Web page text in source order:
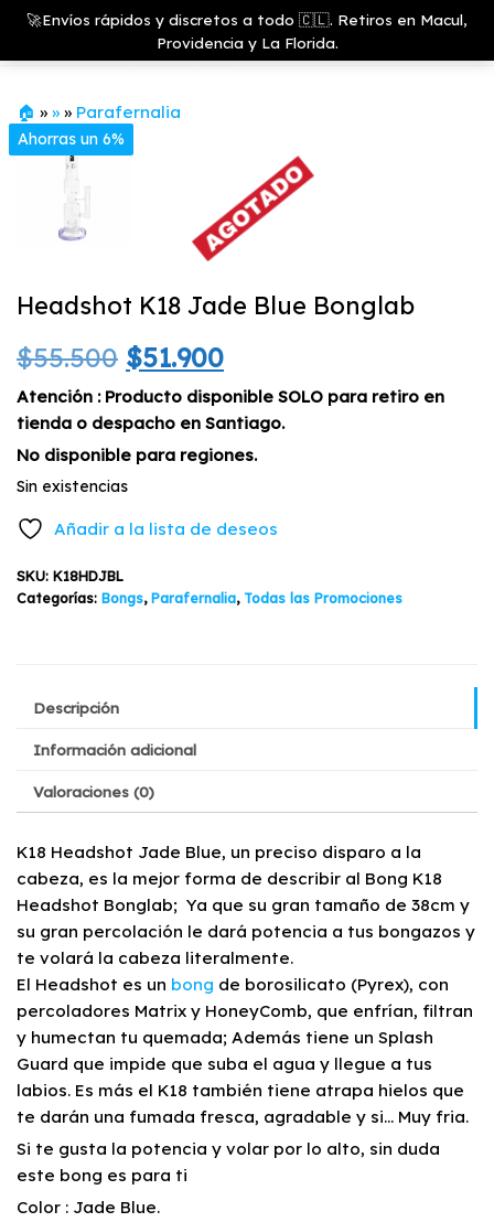
Saltar
contenido
🚀Envíos rápidos y discretos a todo 🇨🇱. Retiros en Macul,
Providencia y La Florida.
Growshop
& LED
Store
🏠 » » » Parafernalia
Ahorras un 6%
Headshot K18 Jade Blue Bonglab
$55.500 El
precio
original
era:
$55.500.
$51.900El
precio
actual
$51.900.
Atención : Producto disponible SOLO para retiro en
tienda o despacho en Santiago.
No disponible para regiones.
Sin existencias
Añadir a la lista de deseos
SKU: K18HDJBL
Categorías: Bongs,Parafernalia, Todas las Promociones
Descripción
Información adicional
Valoraciones (0)
K18 Headshot Jade Blue, un preciso disparo a la
cabeza, es la mejor forma de describir al Bong K18
Headshot Bonglab; Ya que su gran tamaño de 38cm y
su gran percolación le dará potencia a tus bongazos y
te volará la cabeza literalmente.
El Headshot es un bong de borosilicato (Pyrex), con
percoladores Matrix y HoneyComb, que enfrían, filtran
y humectan tu quemada; Además tiene un Splash
Guard que impide que suba el agua y llegue a tus
labios. Es más el K18 también tiene atrapa hielos que
te darán una fumada fresca, agradable y si… Muy fria.
Si te gusta la potencia y volar por lo alto, sin duda
este bong es para ti
Color : Jade Blue.